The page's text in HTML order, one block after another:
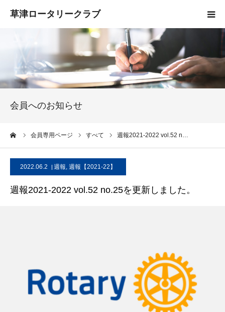
会員へのお知らせ
会員専用ページ すべて 週報2021-2022 vol.52 n…
2022.06.2 週報, 週報【2021-22】
週報2021-2022 vol.52 no.25を更新しました。
クラブ概要
入会案内
活動報告
お問い合わせ